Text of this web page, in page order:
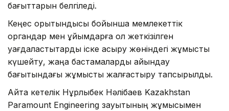
бағыттарын белгіледі.
Кеңес қорытындысы бойынша мемлекеттік
органдар мен ұйымдарға қол жеткізілген
уағдаластықтарды іске асыру жөніндегі жұмысты
күшейту, жаңа бастамаларды айқындау
бағытындағы жұмысты жалғастыру тапсырылды.
Айта кетелік Нұрлыбек Нәлібаев Kazakhstan
Paramount Engineering зауытының жұмысымен